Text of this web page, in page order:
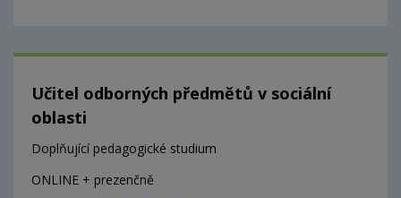
Učitel odborných předmětů v sociální
oblasti
Doplňující pedagogické studium
ONLINE + prezenčně